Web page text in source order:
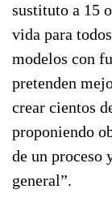
sustituto a 15
vida para
modelos con
pretenden
crear cientos
proponiendo
de un proceso
general”.